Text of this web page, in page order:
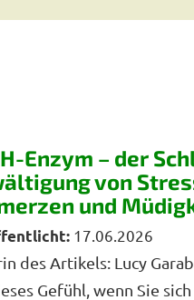
Enzym – der
von
und
17.06.2026
des Artikels: Lucy
Gefühl, wenn Sie